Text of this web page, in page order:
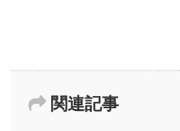
関連記事